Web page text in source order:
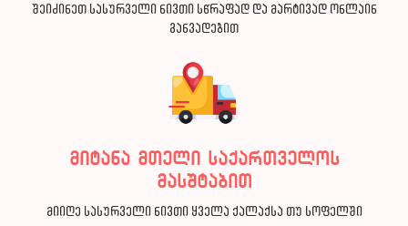
შეიძინეთ სასურველი ნივთი სწრაფად და მარტივად ონლაინ
განვადებით
მიტანა მთელი საქართველოს
მასშტაბით
მიიღე სასურველი ნივთი ყველა ქალაქსა თუ სოფელში